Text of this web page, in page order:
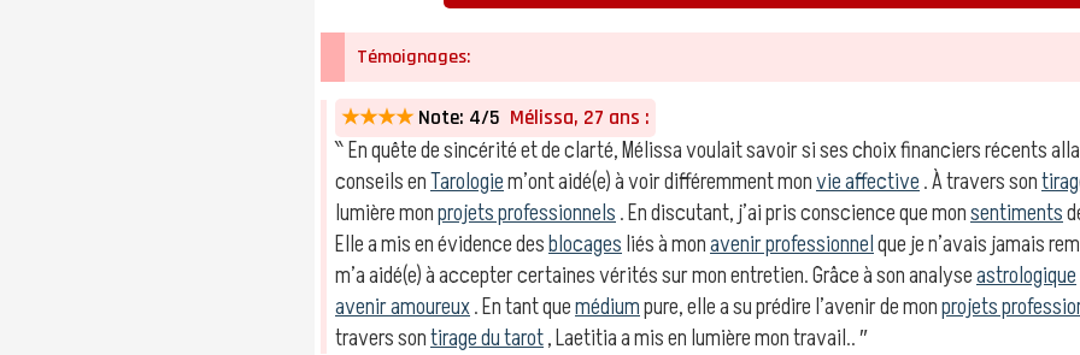
Témoignages:
★★★★ Note: 4/5 Mélissa, 27 ans :
‶ En quête de sincérité et de clarté, Mélissa voulait savoir si ses choix financiers récents
conseils enTarologiem’ont aidé(e) à voir différemment monvie affective. À travers son
lumière monprojets professionnels. En discutant, j’ai pris conscience que monsentiments
Elle a mis en évidence desblocagesliés à monavenir professionnelque je n’avais jamais
m’a aidé(e) à accepter certaines vérités sur mon entretien. Grâce à son analyseastrologique
avenir amoureux. En tant quemédiumpure, elle a su prédire l’avenir de monprojets
travers sontirage du tarot, Laetitia a mis en lumière mon travail.. ″